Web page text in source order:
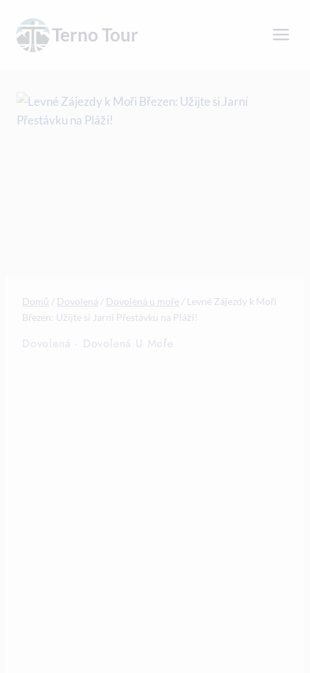
obsah
Terno Tour
Domů / Dovolená / Dovolená u moře / Levné Zájezdy k Moři
Březen: Užijte si Jarní Přestávku na Pláži!
Dovolená · Dovolená U Moře